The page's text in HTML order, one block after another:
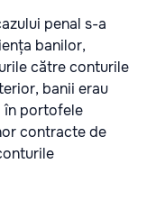
penal s-a
banilor,
către conturile
banii erau
în portofele
contracte de